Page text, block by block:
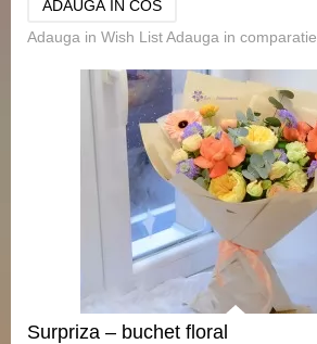
Adauga in Wish ListAdauga in comparatie
Surpriza – buchet floral